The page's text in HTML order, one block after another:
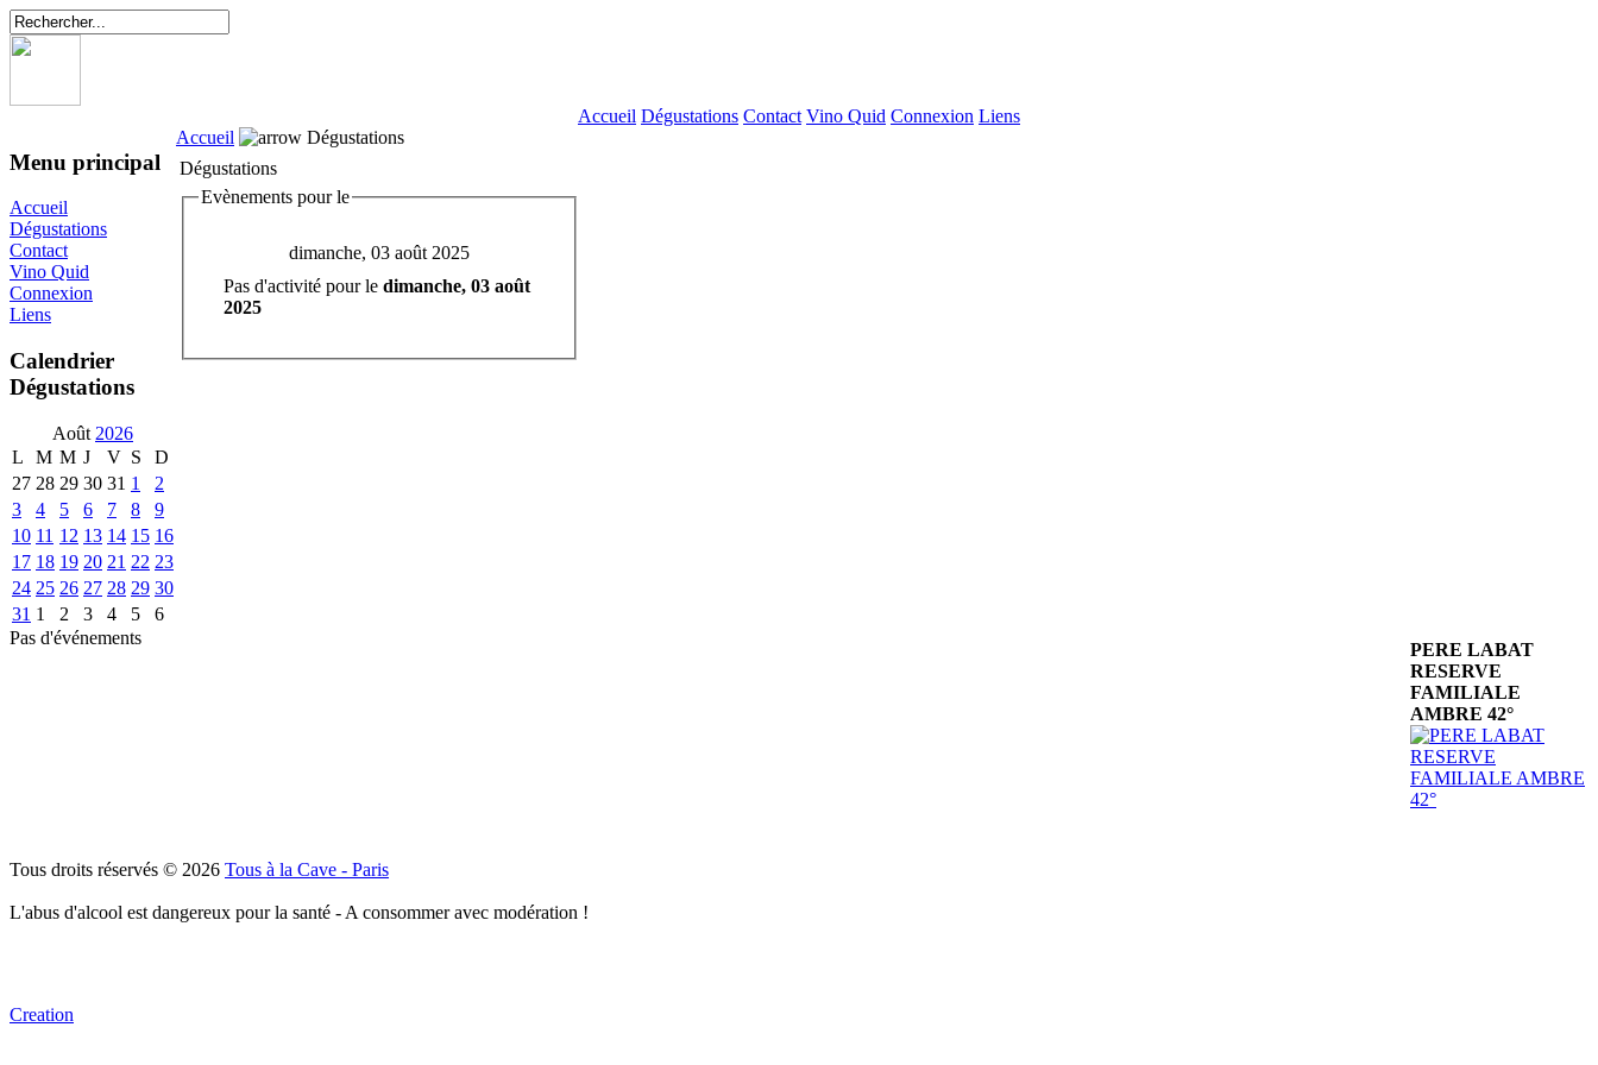
Accueil Dégustations Contact Vino Quid Connexion Liens
Menu principal
Accueil
Dégustations
Contact
Vino Quid
Connexion
Liens
Calendrier
Dégustations
Août 2026
L
M M J V S
D
27 28 29 30 31 1
2
3
4 5 6 7 8
9
10 11 12 13 14 15 16
17 18 19 20 21 22 23
24 25 26 27 28 29 30
31 1 2 3 4 5
6
Pas d'événements
Accueil
Dégustations
Dégustations
Evènements pour le
dimanche, 03 août 2025
Pas d'activité pour le dimanche, 03 août
2025
PERE LABAT
RESERVE
FAMILIALE
AMBRE 42°
Tous droits réservés © 2026 Tous à la Cave - Paris
L'abus d'alcool est dangereux pour la santé - A consommer avec modération !
Creation